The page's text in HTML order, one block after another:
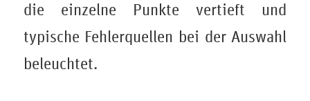
die einzelne Punkte vertieft und
typische Fehlerquellen bei der Auswahl
beleuchtet.